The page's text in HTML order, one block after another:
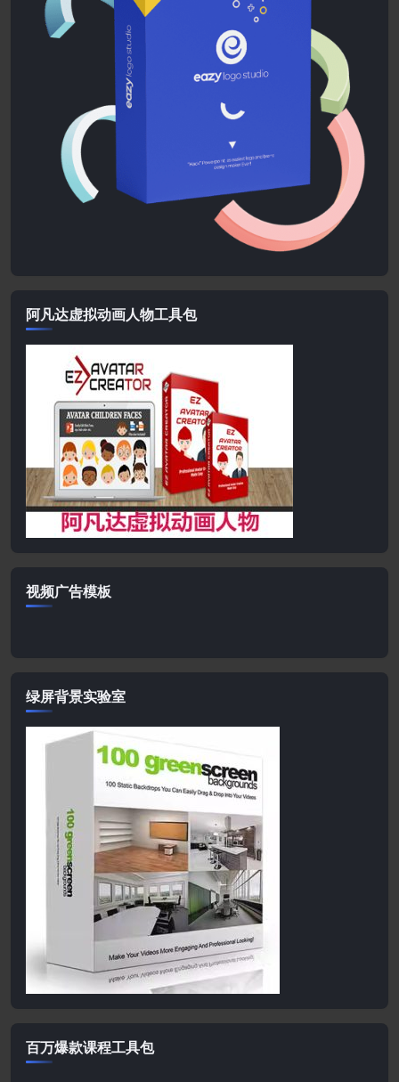
阿凡达虚拟动画人物工具包
视频广告模板
绿屏背景实验室
百万爆款课程工具包